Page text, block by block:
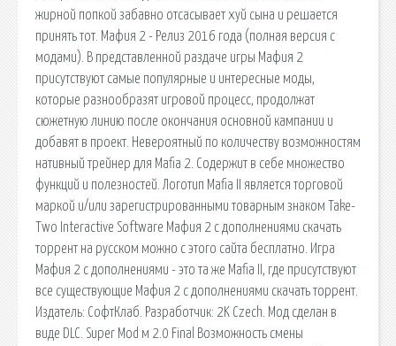
жирной попкой забавно отсасывает хуй сына и решается
принять тот. Мафия 2 - Релиз 2016 года (полная версия с
модами). В представленной раздаче игры Мафия 2
присутствуют самые популярные и интересные моды,
которые разнообразят игровой процесс, продолжат
сюжетную линию после окончания основной кампании и
добавят в проект. Невероятный по количеству возможностям
нативный трейнер для Mafia 2. Содержит в себе множество
функций и полезностей. Логотип Mafia II является торговой
маркой и/или зарегистрированными товарным знаком Take-
Two Interactive Software Мафия 2 с дополнениями скачать
торрент на русском можно с этого сайта бесплатно. Игра
Мафия 2 с дополнениями - это та же Mafia II, где присутствуют
все существующие Мафия 2 с дополнениями скачать торрент.
Издатель: СофтКлаб. Разработчик: 2K Czech. Мод сделан в
виде DLC. Super Mod м 2.0 Final Возможность смены